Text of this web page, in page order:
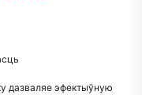
дазваляе эфектыўную